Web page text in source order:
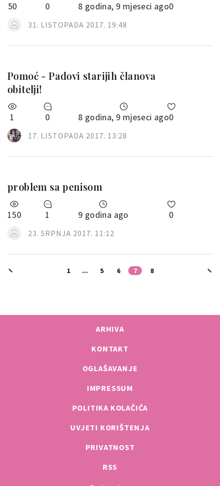
50 0 8 godina, 9 mjeseci ago0
31. LISTOPADA 2017. 19:48
Pomoć - Padovi starijih članova
obitelji!
1 0 8 godina, 9 mjeseci ago0
17. LISTOPADA 2017. 13:28
problem sa penisom
150 1 9 godina ago 0
23. SRPNJA 2017. 11:12
1 ... 5 6 7 8
ARHIVA
KONTAKT
OGLAŠAVANJE
IMPRESSUM
POLITIKA KOLAČIĆA
UVJETI KORIŠTENJA
PRIVATNOST
RSS